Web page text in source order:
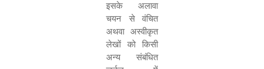
इसके अलावा
चयन से वंचित
अथवा अस्वीकृत
लेखों को किसी
अन्य संबंधित